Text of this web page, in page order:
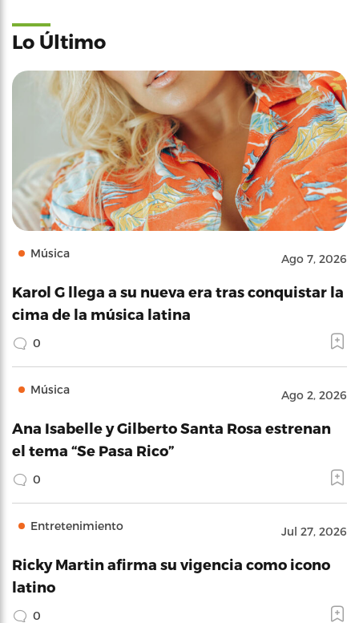
Lo Último
Música Ago 7, 2026
Karol G llega a su nueva era tras conquistar la
cima de la música latina
0
Música Ago 2, 2026
Ana Isabelle y Gilberto Santa Rosa estrenan
el tema “Se Pasa Rico”
0
Entretenimiento Jul 27, 2026
Ricky Martin afirma su vigencia como icono
latino
0